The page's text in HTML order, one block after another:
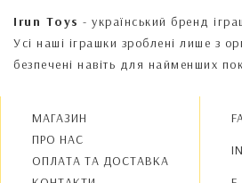
Irun Toys - український бренд
Усі наші іграшки зроблені лише з
безпечені навіть для найменших
МАГАЗИН
ПРО НАС
OПЛАТА ТА ДОСТАВКА